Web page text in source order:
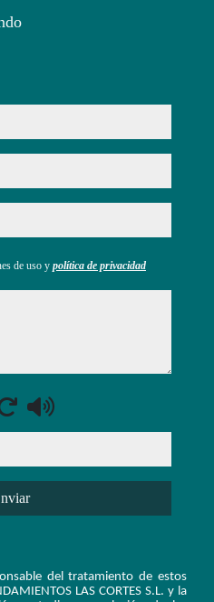
de uso y política de privacidad
del tratamiento de estos
LAS CORTES S.L. y la